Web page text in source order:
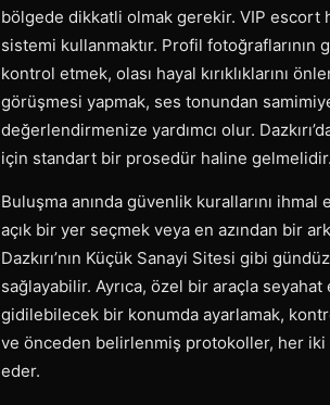
bölgede dikkatli olmak gerekir. VIP escort
sistemi kullanmaktır. Profil fotoğraflarının
kontrol etmek, olası hayal kırıklıklarını
görüşmesi yapmak, ses tonundan
değerlendirmenize yardımcı olur.
için standart bir prosedür haline gelmelidir.
Buluşma anında güvenlik kurallarını
açık bir yer seçmek veya en azından bir
Dazkırı’nın Küçük Sanayi Sitesi gibi
sağlayabilir. Ayrıca, özel bir araçla
gidilebilecek bir konumda ayarlamak,
ve önceden belirlenmiş protokoller, her iki
eder.